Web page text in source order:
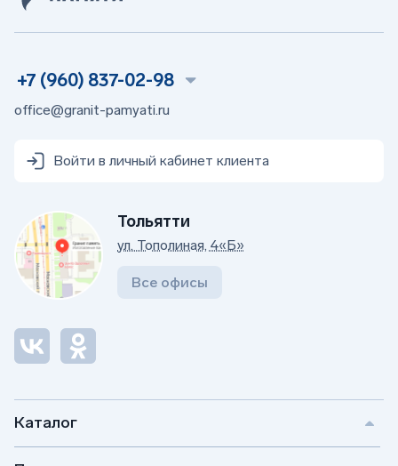
Каталог
+7 (960) 837-02-98
office@granit-pamyati.ru
Войти в личный кабинет клиента
Тольятти
ул. Тополиная, 4«Б»
Все офисы